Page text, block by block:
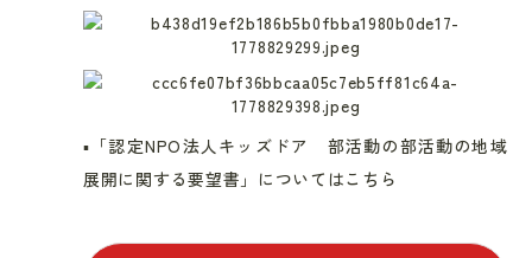
▪️「認定NPO法人キッズドア 部活動の部活動の地域
展開に関する要望書」についてはこちら